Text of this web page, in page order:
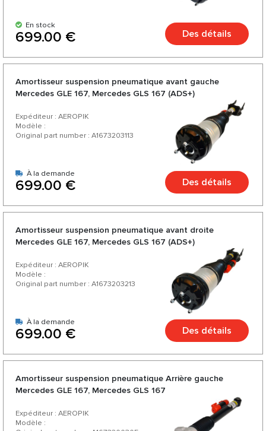
En stock
699.00 € Des détails
Amortisseur suspension pneumatique avant gauche
Mercedes GLE 167, Mercedes GLS 167 (ADS+)
Expéditeur : AEROPIK
Modèle :
Original part number : A1673203113
À la demande
699.00 € Des détails
Amortisseur suspension pneumatique avant droite
Mercedes GLE 167, Mercedes GLS 167 (ADS+)
Expéditeur : AEROPIK
Modèle :
Original part number : A1673203213
À la demande
699.00 € Des détails
Amortisseur suspension pneumatique Arrière gauche
Mercedes GLE 167, Mercedes GLS 167
Expéditeur : AEROPIK
Modèle :